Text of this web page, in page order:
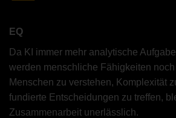
EQ
Da KI immer mehr analytische
werden menschliche Fähigkeiten
Menschen zu verstehen, Komplexität
fundierte Entscheidungen zu treffen,
Zusammenarbeit unerlässlich.